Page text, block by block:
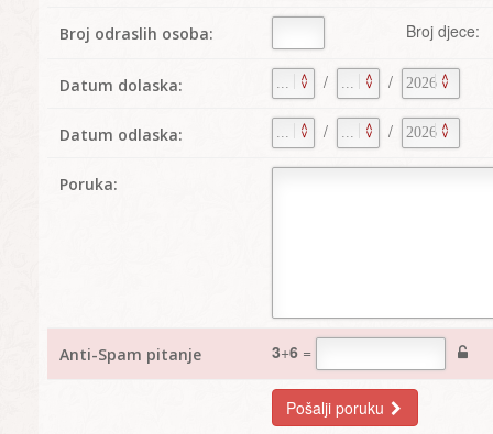
Broj odraslih osoba: Broj djece:
Datum dolaska: / /
Datum odlaska: / /
Poruka:
Anti-Spam pitanje 3+6 =
Pošalji poruku